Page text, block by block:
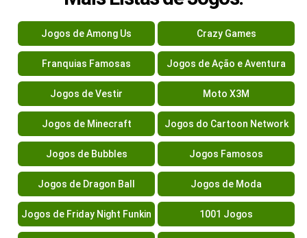
Jogos de Among Us Crazy Games
Franquias Famosas Jogos de Ação e Aventura
Jogos de Vestir Moto X3M
Jogos de Minecraft Jogos do Cartoon Network
Jogos de Bubbles Jogos Famosos
Jogos de Dragon Ball Jogos de Moda
Jogos de Friday Night Funkin 1001 Jogos